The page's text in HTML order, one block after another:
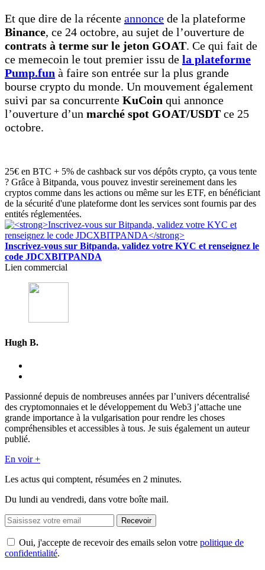
Et que dire de la récente annonce de la plateforme
Binance, ce 24 octobre, au sujet de l’ouverture de
contrats à terme sur le jeton GOAT. Ce qui fait de
ce memecoin le tout premier issu de la plateforme
Pump.fun à faire son entrée sur la plus grande
bourse crypto du monde. Un mouvement également
suivi par sa concurrente KuCoin qui annonce
l’ouverture d’un marché spot GOAT/USDT ce 25
octobre.
25€ en BTC + 5% de cashback sur vos dépôts crypto, ça vous tente
? Grâce à Bitpanda, vous pouvez investir sereinement dans les
cryptos comme dans les actions ou même sur les ETF, en bénéficiant
de la sécurité d'une plateforme dont les services sont fournis par des
entités réglementées.
Inscrivez-vous sur Bitpanda, validez votre KYC et renseignez le
code JDCXBITPANDA
Lien commercial
Hugh B.
Passionné depuis de nombreuses années par l’univers décentralisé
des cryptomonnaies et le développement du Web3 j’attache une
grande importance à la vulgarisation pour rendre les choses
compréhensibles et accessibles à tous. Je suis également un auteur
publié.
En voir +
Les actus qui comptent, résumées en 2 minutes.
Du lundi au vendredi, dans votre boîte mail.
Recevoir
Oui, j'accepte de recevoir des emails selon votre politique de
confidentialité.